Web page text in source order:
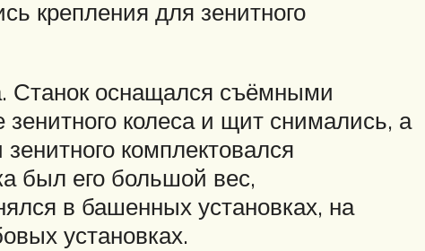
крепления для зенитного
Станок оснащался съёмными
колеса и щит снимались, а
комплектовался
был его большой вес,
в башенных установках, на
установках.